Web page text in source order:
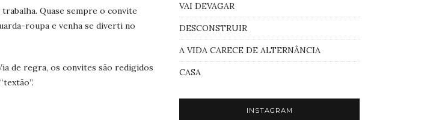
Quase sempre o convite
roupa e venha se diverti no
de regra, os convites são redigidos
VAI DEVAGAR
DESCONSTRUIR
A VIDA CARECE DE ALTERNÂNCIA
CASA
INSTAGRAM